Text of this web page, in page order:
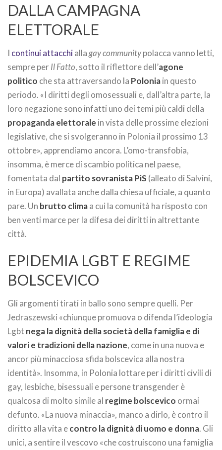
DALLA CAMPAGNA
ELETTORALE
I continui attacchiallagay communitypolacca vanno letti,
sempre perIl Fatto, sotto il riflettore dell’agone
politico che sta attraversando la Poloniain questo
periodo. «I diritti degli omosessuali e, dall’altra parte, la
loro negazione sono infatti uno dei temi più caldi della
propaganda elettorale in vista delle prossime elezioni
legislative, che si svolgeranno in Polonia il prossimo 13
ottobre», apprendiamo ancora. L’omo-transfobia,
insomma, è merce di scambio politica nel paese,
fomentata dal partito sovranista PiS (alleato di Salvini,
in Europa) avallata anche dalla chiesa ufficiale, a quanto
pare. Un brutto climaa cui la comunità ha risposto con
ben venti marce per la difesa dei diritti in altrettante
città.
EPIDEMIA LGBT E REGIME
BOLSCEVICO
Gli argomenti tirati in ballo sono sempre quelli. Per
Jedraszewski «chiunque promuova o difenda l’ideologia
Lgbt nega la dignità della società della famiglia e di
valori e tradizioni della nazione, come in una nuova e
ancor più minacciosa sfida bolscevica alla nostra
identità». Insomma, in Polonia lottare per i diritti civili di
gay, lesbiche, bisessuali e persone transgender è
qualcosa di molto simile al regime bolscevico ormai
defunto. «La nuova minaccia», manco a dirlo, è contro il
diritto alla vita econtro la dignità di uomo e donna. Gli
unici, a sentire il vescovo «che costruiscono una famiglia